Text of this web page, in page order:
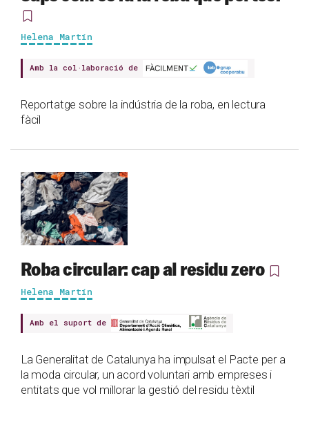
Helena Martín
Amb la col·laboració de
Reportatge sobre la indústria de la roba, en lectura
fàcil
Roba circular: cap al residu zero
Helena Martín
Amb el suport de
La Generalitat de Catalunya ha impulsat el Pacte per a
la moda circular, un acord voluntari amb empreses i
entitats que vol millorar la gestió del residu tèxtil